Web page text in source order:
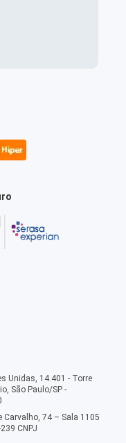
Unidas, 14.401 - Torre
São Paulo/SP -
Carvalho, 74 – Sala 1105
CNPJ